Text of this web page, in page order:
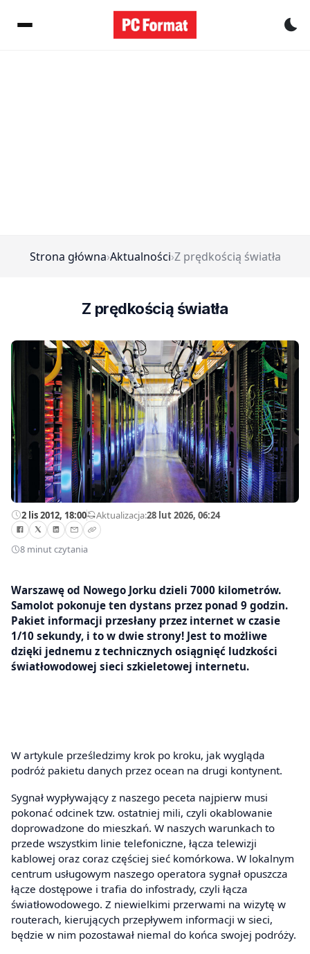
Strona główna›Aktualności›Z prędkością światła
Z prędkością światła
2 lis 2012, 18:00—Aktualizacja:28 lut 2026, 06:24
8 minut czytania
Warszawę od Nowego Jorku dzieli 7000 kilometrów.
Samolot pokonuje ten dystans przez ponad 9 godzin.
Pakiet informacji przesłany przez internet w czasie
1/10 sekundy, i to w dwie strony! Jest to możliwe
dzięki jednemu z technicznych osiągnięć ludzkości
światłowodowej sieci szkieletowej internetu.
W artykule prześledzimy krok po kroku, jak wygląda
podróż pakietu danych przez ocean na drugi kontynent.
Sygnał wypływający z naszego peceta najpierw musi
pokonać odcinek tzw. ostatniej mili, czyli okablowanie
doprowadzone do mieszkań. W naszych warunkach to
przede wszystkim linie telefoniczne, łącza telewizji
kablowej oraz coraz częściej sieć komórkowa. W lokalnym
centrum usługowym naszego operatora sygnał opuszcza
łącze dostępowe i trafia do infostrady, czyli łącza
światłowodowego. Z niewielkimi przerwami na wizytę w
routerach, kierujących przepływem informacji w sieci,
będzie w nim pozostawał niemal do końca swojej podróży.